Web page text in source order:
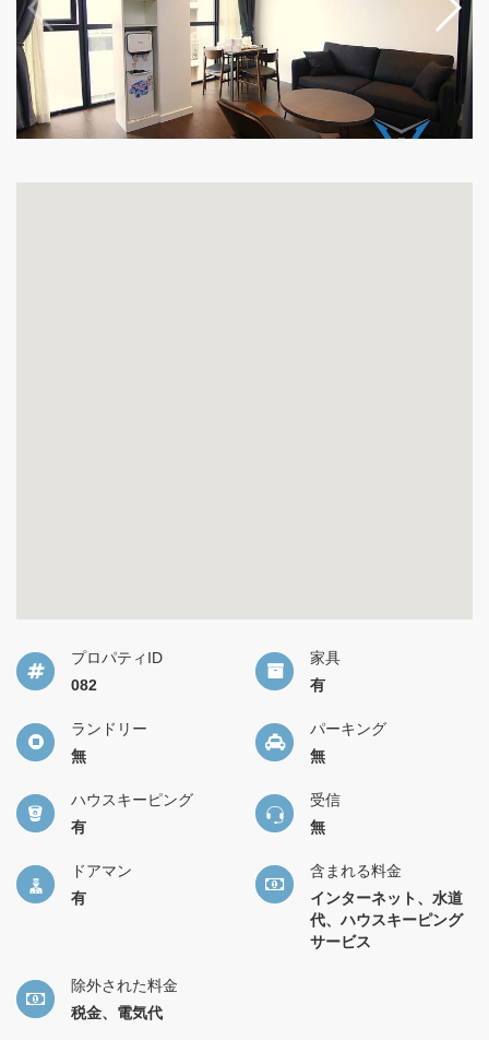
プロパティID
082
家具
有
ランドリー
無
パーキング
無
ハウスキーピング
有
受信
無
ドアマン
有
含まれる料金
インターネット、水道
代、ハウスキーピング
サービス
除外された料金
税金、電気代